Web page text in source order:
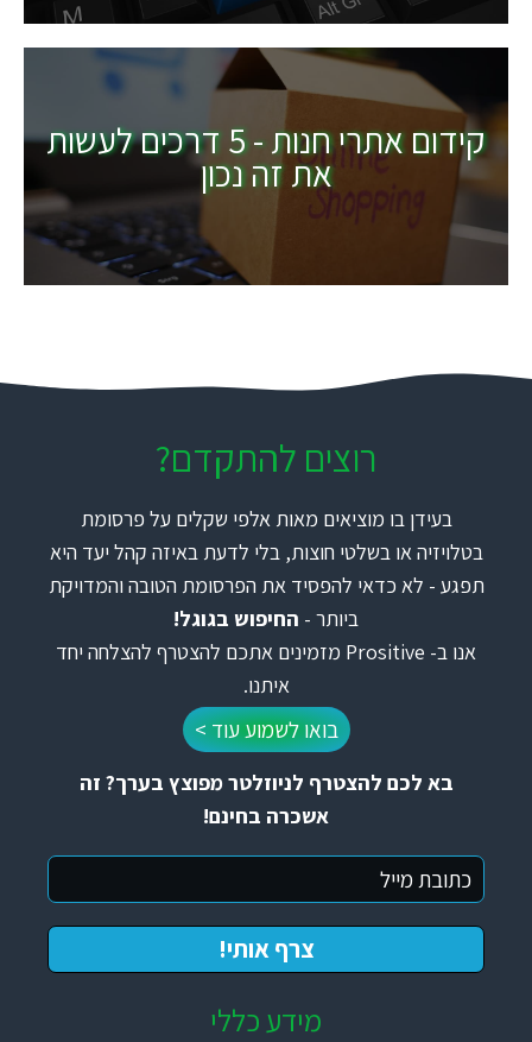
קידום אתרי חנות - 5 דרכים לעשות
את זה נכון
רוצים להתקדם?
בעידן בו מוציאים מאות אלפי שקלים על פרסומת
בטלויזיה או בשלטי חוצות, בלי לדעת באיזה קהל יעד היא
תפגע - לא כדאי להפסיד את הפרסומת הטובה והמדויקת
ביותר - החיפוש בגוגל!
אנו ב- Prositive מזמינים אתכם להצטרף להצלחה יחד
איתנו.
בואו לשמוע עוד >
בא לכם להצטרף לניוזלטר מפוצץ בערך? זה
אשכרה בחינם!
מידע כללי